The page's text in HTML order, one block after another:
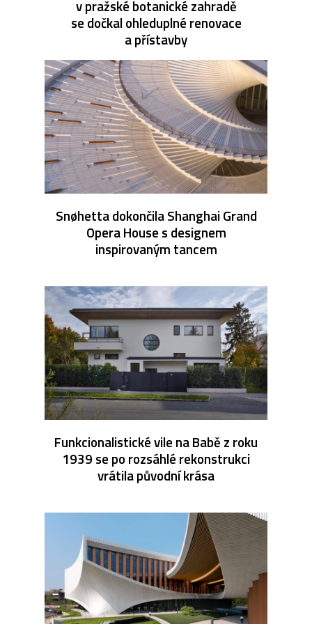
v pražské botanické zahradě
se dočkal ohleduplné renovace
a přístavby
Snøhetta dokončila Shanghai Grand
Opera House s designem
inspirovaným tancem
Funkcionalistické vile na Babě z roku
1939 se po rozsáhlé rekonstrukci
vrátila původní krása